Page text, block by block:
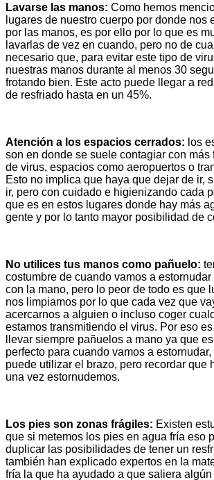
Lavarse las manos: Como hemos
lugares de nuestro cuerpo por donde nos
por las manos, es por ello por lo que es
lavarlas de vez en cuando, pero no de
necesario que, para evitar este tipo de
nuestras manos durante al menos 30
frotando bien. Este acto puede llegar a
de resfriado hasta en un 45%.
Atención a los espacios cerrados: los
son en donde se suele contagiar con más
de virus, espacios como aeropuertos o
Esto no implica que haya que dejar de ir,
ir, pero con cuidado e higienizando cada
que es en estos lugares donde hay más
gente y por lo tanto mayor posibilidad de
No utilices tus manos como pañuelo:
costumbre de cuando vamos a
con la mano, pero lo peor de todo es que
nos limpiamos por lo que cada vez que
acercarnos a alguien o incluso coger
estamos transmitiendo el virus. Por eso
llevar siempre pañuelos a mano ya que
perfecto para cuando vamos a
puede utilizar el brazo, pero recordar que
una vez estornudemos.
Los pies son zonas frágiles: Existen
que si metemos los pies en agua fría eso
duplicar las posibilidades de tener un
también han explicado expertos en la
fría la que ha ayudado a que saliera